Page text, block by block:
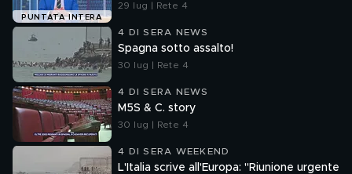
PUNTATA INTERA
29 lug | Rete 4
4 DI SERA NEWS
Spagna sotto assalto!
30 lug | Rete 4
4 DI SERA NEWS
M5S & C. story
30 lug | Rete 4
4 DI SERA WEEKEND
L'Italia scrive all'Europa: "Riunione urgente